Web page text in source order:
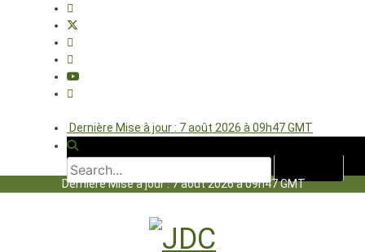
Dernière Mise à jour : 7 août 2026 à 09h47 GMT
Dernière Mise à jour : 7 août 2026 à 09h47 GMT